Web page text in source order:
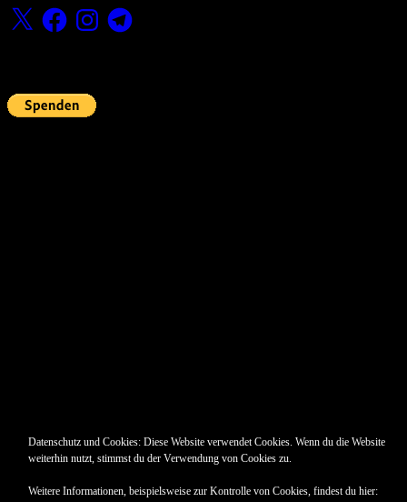
X FacebookInstagramTelegram
Datenschutz und Cookies: Diese Website verwendet Cookies. Wenn du die Website
weiterhin nutzt, stimmst du der Verwendung von Cookies zu.
Weitere Informationen, beispielsweise zur Kontrolle von Cookies, findest du hier: